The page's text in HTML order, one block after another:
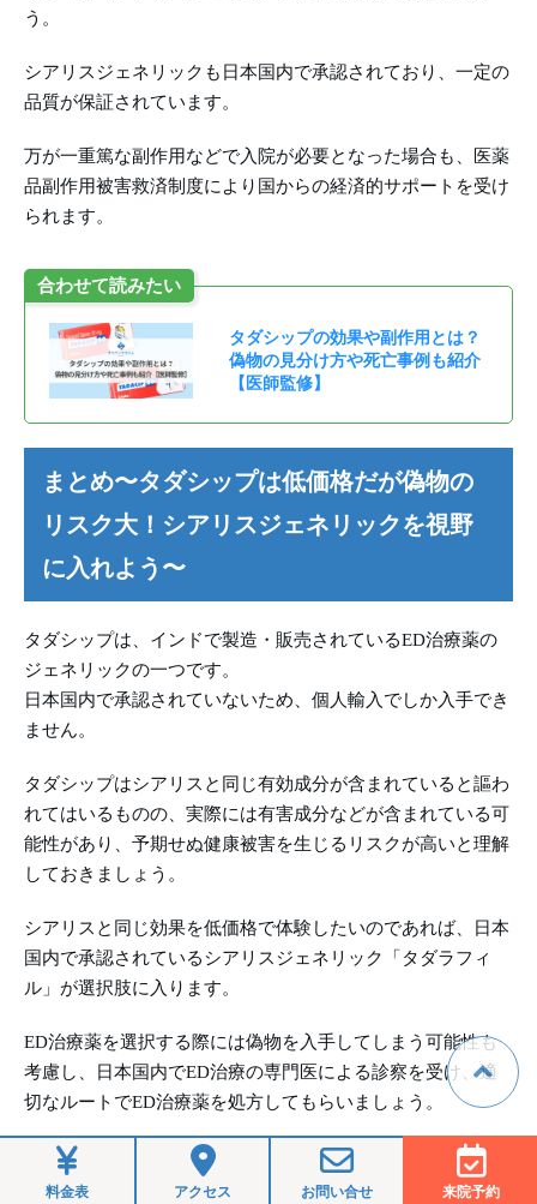
う。
シアリスジェネリックも日本国内で承認されており、一定の
品質が保証されています。
万が一重篤な副作用などで入院が必要となった場合も、医薬
品副作用被害救済制度により国からの経済的サポートを受け
られます。
合わせて読みたい
タダシップの効果や副作用とは？
偽物の見分け方や死亡事例も紹介
【医師監修】
まとめ〜タダシップは低価格だが偽物の
リスク大！シアリスジェネリックを視野
に入れよう〜
タダシップは、インドで製造・販売されているED治療薬の
ジェネリックの一つです。
日本国内で承認されていないため、個人輸入でしか入手でき
ません。
タダシップはシアリスと同じ有効成分が含まれていると謳わ
れてはいるものの、実際には有害成分などが含まれている可
能性があり、予期せぬ健康被害を生じるリスクが高いと理解
しておきましょう。
シアリスと同じ効果を低価格で体験したいのであれば、日本
国内で承認されているシアリスジェネリック「タダラフィ
ル」が選択肢に入ります。
ED治療薬を選択する際には偽物を入手してしまう可能性も
考慮し、日本国内でED治療の専門医による診察を受け、適
切なルートでED治療薬を処方してもらいましょう。
合わせて読みたい
料金表 アクセス お問い合せ 来院予約